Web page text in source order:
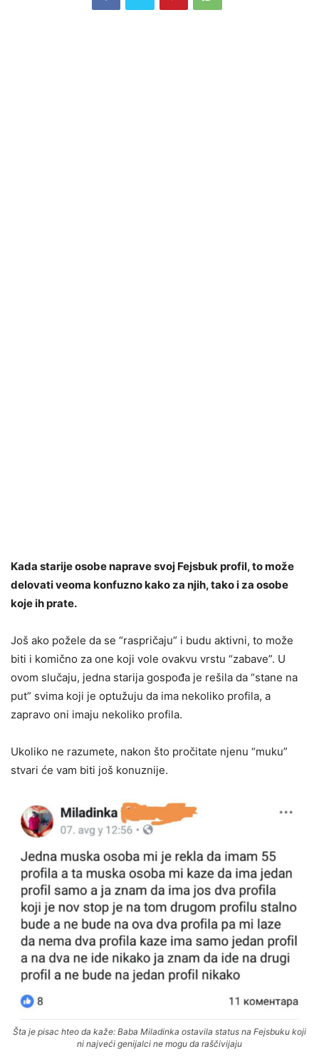
Kada starije osobe naprave svoj Fejsbuk profil, to može
delovati veoma konfuzno kako za njih, tako i za osobe
koje ih prate.
Još ako požele da se “raspričaju” i budu aktivni, to može
biti i komično za one koji vole ovakvu vrstu “zabave”. U
ovom slučaju, jedna starija gospođa je rešila da “stane na
put” svima koji je optužuju da ima nekoliko profila, a
zapravo oni imaju nekoliko profila.
Ukoliko ne razumete, nakon što pročitate njenu “muku”
stvari će vam biti još konuznije.
Šta je pisac hteo da kaže: Baba Miladinka ostavila status na Fejsbuku koji
ni najveći genijalci ne mogu da raščivijaju